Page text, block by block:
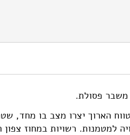
הארוך יצרו מצב בו מחד,
למטמנות. רשויות במחוז